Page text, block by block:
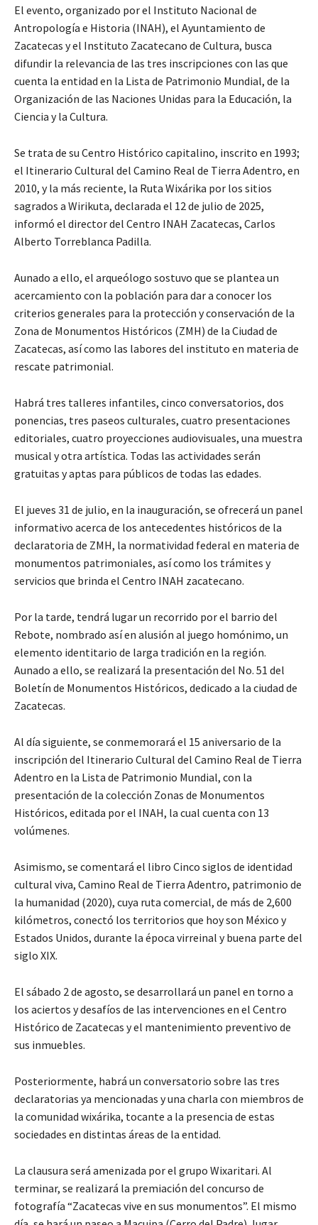
El evento, organizado por el Instituto Nacional de
Antropología e Historia (INAH), el Ayuntamiento de
Zacatecas y el Instituto Zacatecano de Cultura, busca
difundir la relevancia de las tres inscripciones con las que
cuenta la entidad en la Lista de Patrimonio Mundial, de la
Organización de las Naciones Unidas para la Educación, la
Ciencia y la Cultura.
Se trata de su Centro Histórico capitalino, inscrito en 1993;
el Itinerario Cultural del Camino Real de Tierra Adentro, en
2010, y la más reciente, la Ruta Wixárika por los sitios
sagrados a Wirikuta, declarada el 12 de julio de 2025,
informó el director del Centro INAH Zacatecas, Carlos
Alberto Torreblanca Padilla.
Aunado a ello, el arqueólogo sostuvo que se plantea un
acercamiento con la población para dar a conocer los
criterios generales para la protección y conservación de la
Zona de Monumentos Históricos (ZMH) de la Ciudad de
Zacatecas, así como las labores del instituto en materia de
rescate patrimonial.
Habrá tres talleres infantiles, cinco conversatorios, dos
ponencias, tres paseos culturales, cuatro presentaciones
editoriales, cuatro proyecciones audiovisuales, una muestra
musical y otra artística. Todas las actividades serán
gratuitas y aptas para públicos de todas las edades.
El jueves 31 de julio, en la inauguración, se ofrecerá un panel
informativo acerca de los antecedentes históricos de la
declaratoria de ZMH, la normatividad federal en materia de
monumentos patrimoniales, así como los trámites y
servicios que brinda el Centro INAH zacatecano.
Por la tarde, tendrá lugar un recorrido por el barrio del
Rebote, nombrado así en alusión al juego homónimo, un
elemento identitario de larga tradición en la región.
Aunado a ello, se realizará la presentación del No. 51 del
Boletín de Monumentos Históricos, dedicado a la ciudad de
Zacatecas.
Al día siguiente, se conmemorará el 15 aniversario de la
inscripción del Itinerario Cultural del Camino Real de Tierra
Adentro en la Lista de Patrimonio Mundial, con la
presentación de la colección Zonas de Monumentos
Históricos, editada por el INAH, la cual cuenta con 13
volúmenes.
Asimismo, se comentará el libro Cinco siglos de identidad
cultural viva, Camino Real de Tierra Adentro, patrimonio de
la humanidad (2020), cuya ruta comercial, de más de 2,600
kilómetros, conectó los territorios que hoy son México y
Estados Unidos, durante la época virreinal y buena parte del
siglo XIX.
El sábado 2 de agosto, se desarrollará un panel en torno a
los aciertos y desafíos de las intervenciones en el Centro
Histórico de Zacatecas y el mantenimiento preventivo de
sus inmuebles.
Posteriormente, habrá un conversatorio sobre las tres
declaratorias ya mencionadas y una charla con miembros de
la comunidad wixárika, tocante a la presencia de estas
sociedades en distintas áreas de la entidad.
La clausura será amenizada por el grupo Wixaritari. Al
terminar, se realizará la premiación del concurso de
fotografía “Zacatecas vive en sus monumentos”. El mismo